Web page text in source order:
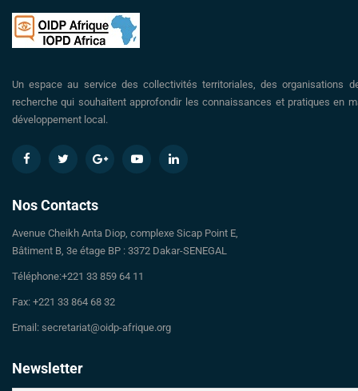
Un espace au service des collectivités territoriales, des organisations
recherche qui souhaitent approfondir les connaissances et pratiques en
développement local.
Nos Contacts
Avenue Cheikh Anta Diop, complexe Sicap Point E,
Bâtiment B, 3e étage BP : 3372 Dakar-SENEGAL
Téléphone:+221 33 859 64 11
Fax: +221 33 864 68 32
Email: secretariat@oidp-afrique.org
Newsletter